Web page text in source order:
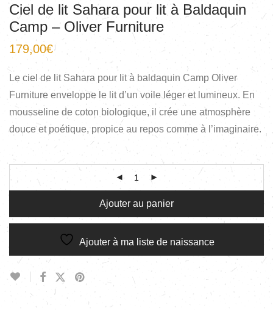
Ciel de lit Sahara pour lit à Baldaquin
Camp – Oliver Furniture
179,00€
Le ciel de lit Sahara pour lit à baldaquin Camp Oliver
Furniture enveloppe le lit d’un voile léger et lumineux. En
mousseline de coton biologique, il crée une atmosphère
douce et poétique, propice au repos comme à l’imaginaire.
Ajouter au panier
Ajouter à ma liste de naissance